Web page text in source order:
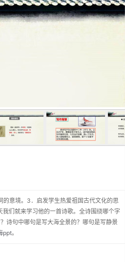
的意境。3．启发学生热爱祖国古代文化的思
们就来学习他的一首诗歌。全诗围绕哪个字
诗句中哪句是写大海全景的？哪句是写静景
ppt。